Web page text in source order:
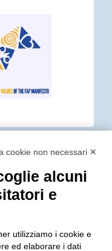
nazionale costruttori
cookie non necessari ✕
alcuni
e
utilizziamo i cookie e
ed elaborare i dati